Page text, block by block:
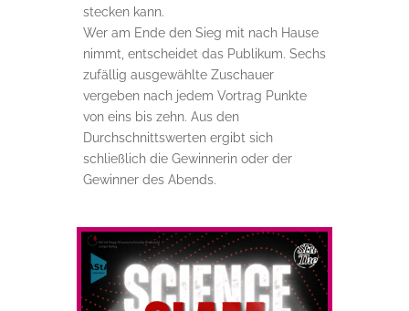
stecken kann.
Wer am Ende den Sieg mit nach Hause
nimmt, entscheidet das Publikum. Sechs
zufällig ausgewählte Zuschauer
vergeben nach jedem Vortrag Punkte
von eins bis zehn. Aus den
Durchschnittswerten ergibt sich
schließlich die Gewinnerin oder der
Gewinner des Abends.